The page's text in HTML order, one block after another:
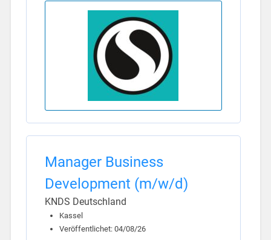
Manager Business
Development (m/w/d)
KNDS Deutschland
Kassel
Veröffentlichet: 04/08/26